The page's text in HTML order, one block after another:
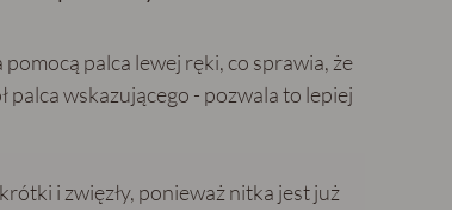
palca lewej ręki, co sprawia, że
palca wskazującego - pozwala to lepiej
i zwięzły, ponieważ nitka jest już